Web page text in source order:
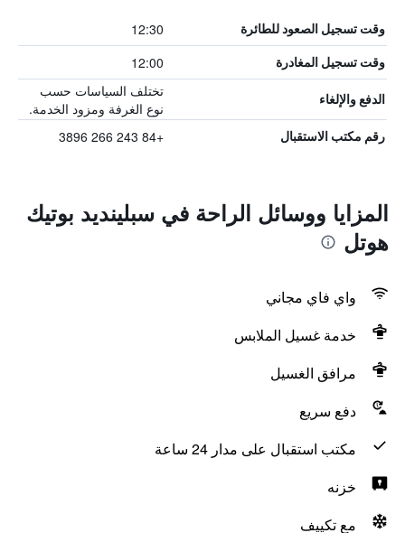
وقت تسجيل الصعود للطائرة 12:30
وقت تسجيل المغادرة 12:00
الدفع والإلغاء
تختلف السياسات حسب
نوع الغرفة ومزود الخدمة.
رقم مكتب الاستقبال +84 243 266 3896
المزايا ووسائل الراحة في سبلينديد بوتيك
هوتل
واي فاي مجاني
خدمة غسيل الملابس
مرافق الغسيل
دفع سريع
مكتب استقبال على مدار 24 ساعة
خزنه
مع تكييف